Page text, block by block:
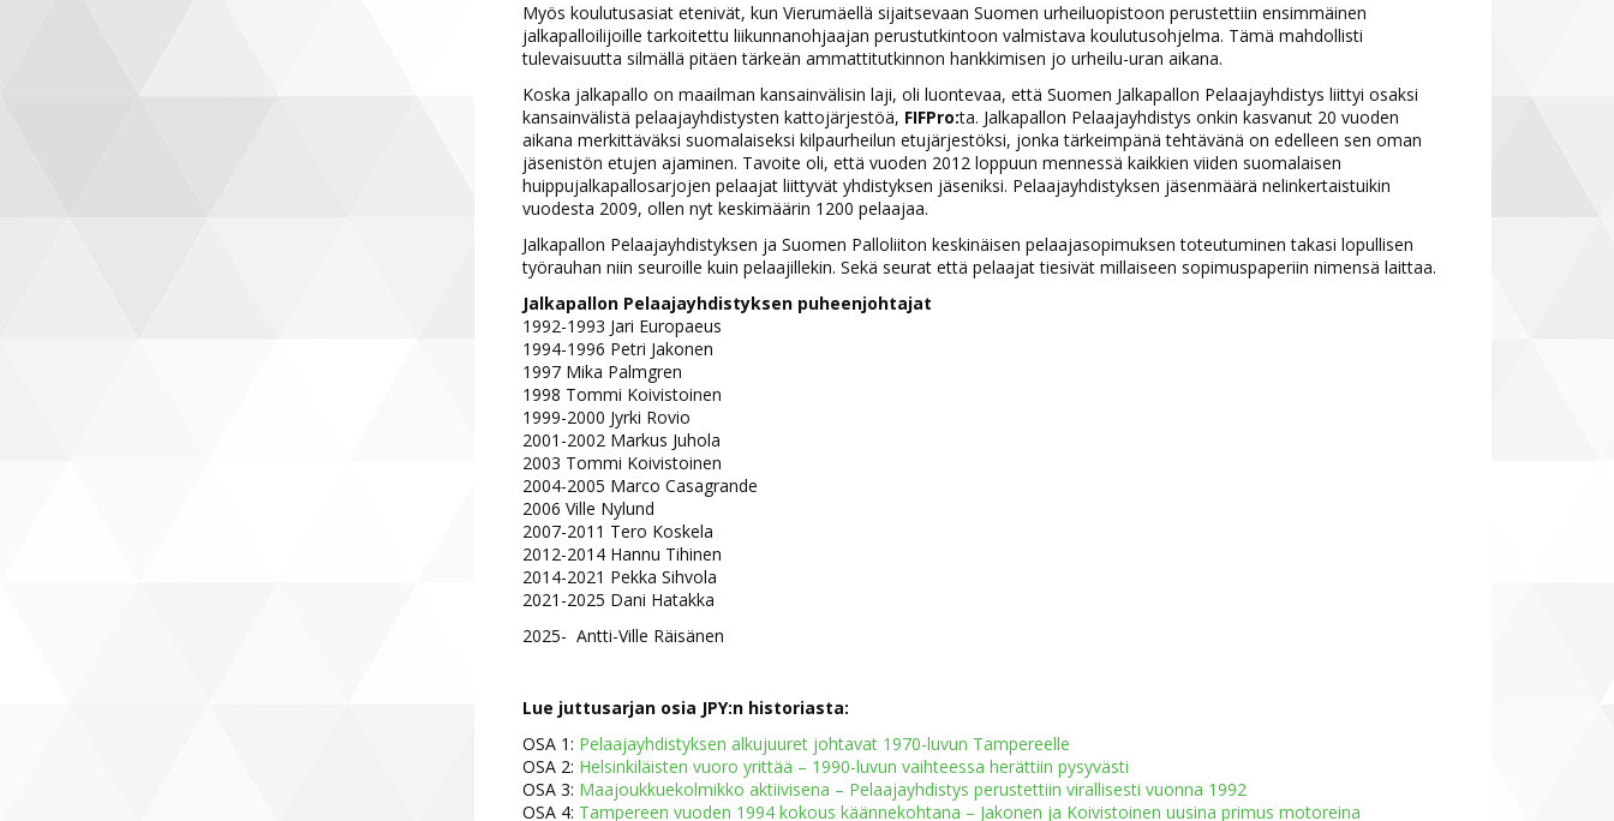
Myös koulutusasiat etenivät, kun Vierumäellä sijaitsevaan Suomen urheiluopistoon perustettiin ensimmäinen
jalkapalloilijoille tarkoitettu liikunnanohjaajan perustutkintoon valmistava koulutusohjelma. Tämä mahdollisti
tulevaisuutta silmällä pitäen tärkeän ammattitutkinnon hankkimisen jo urheilu-uran aikana.
Koska jalkapallo on maailman kansainvälisin laji, oli luontevaa, että Suomen Jalkapallon Pelaajayhdistys liittyi osaksi
kansainvälistä pelaajayhdistysten kattojärjestöä, FIFPro:ta. Jalkapallon Pelaajayhdistys onkin kasvanut 20 vuoden
aikana merkittäväksi suomalaiseksi kilpaurheilun etujärjestöksi, jonka tärkeimpänä tehtävänä on edelleen sen oman
jäsenistön etujen ajaminen. Tavoite oli, että vuoden 2012 loppuun mennessä kaikkien viiden suomalaisen
huippujalkapallosarjojen pelaajat liittyvät yhdistyksen jäseniksi. Pelaajayhdistyksen jäsenmäärä nelinkertaistuikin
vuodesta 2009, ollen nyt keskimäärin 1200 pelaajaa.
Jalkapallon Pelaajayhdistyksen ja Suomen Palloliiton keskinäisen pelaajasopimuksen toteutuminen takasi lopullisen
työrauhan niin seuroille kuin pelaajillekin. Sekä seurat että pelaajat tiesivät millaiseen sopimuspaperiin nimensä laittaa.
Jalkapallon Pelaajayhdistyksen puheenjohtajat
1992-1993 Jari Europaeus
1994-1996 Petri Jakonen
1997 Mika Palmgren
1998 Tommi Koivistoinen
1999-2000 Jyrki Rovio
2001-2002 Markus Juhola
2003 Tommi Koivistoinen
2004-2005 Marco Casagrande
2006 Ville Nylund
2007-2011 Tero Koskela
2012-2014 Hannu Tihinen
2014-2021 Pekka Sihvola
2021-2025 Dani Hatakka
2025- Antti-Ville Räisänen
Lue juttusarjan osia JPY:n historiasta:
OSA 1: Pelaajayhdistyksen alkujuuret johtavat 1970-luvun Tampereelle
OSA 2: Helsinkiläisten vuoro yrittää – 1990-luvun vaihteessa herättiin pysyvästi
OSA 3: Maajoukkuekolmikko aktiivisena – Pelaajayhdistys perustettiin virallisesti vuonna 1992
OSA 4: Tampereen vuoden 1994 kokous käännekohtana – Jakonen ja Koivistoinen uusina primus motoreina